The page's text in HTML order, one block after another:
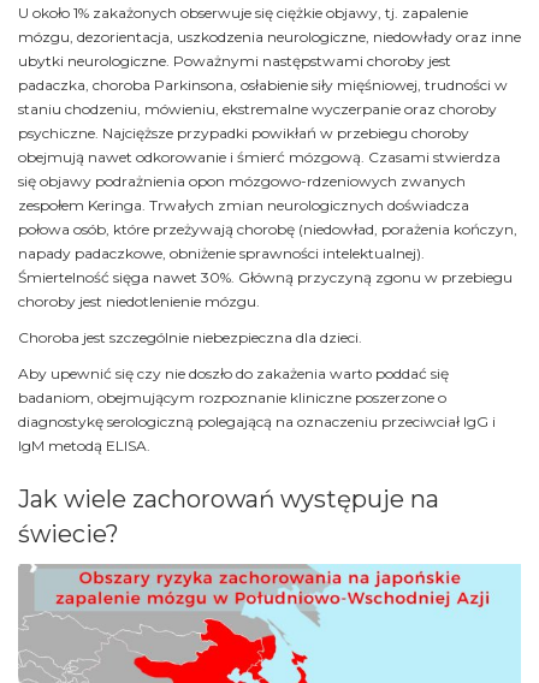
U około 1% zakażonych obserwuje się ciężkie objawy, tj. zapalenie
mózgu, dezorientacja, uszkodzenia neurologiczne, niedowłady oraz inne
ubytki neurologiczne. Poważnymi następstwami choroby jest
padaczka, choroba Parkinsona, osłabienie siły mięśniowej, trudności w
staniu chodzeniu, mówieniu, ekstremalne wyczerpanie oraz choroby
psychiczne. Najcięższe przypadki powikłań w przebiegu choroby
obejmują nawet odkorowanie i śmierć mózgową. Czasami stwierdza
się objawy podrażnienia opon mózgowo-rdzeniowych zwanych
zespołem Keringa. Trwałych zmian neurologicznych doświadcza
połowa osób, które przeżywają chorobę (niedowład, porażenia kończyn,
napady padaczkowe, obniżenie sprawności intelektualnej).
Śmiertelność sięga nawet 30%. Główną przyczyną zgonu w przebiegu
choroby jest niedotlenienie mózgu.
Choroba jest szczególnie niebezpieczna dla dzieci.
Aby upewnić się czy nie doszło do zakażenia warto poddać się
badaniom, obejmującym rozpoznanie kliniczne poszerzone o
diagnostykę serologiczną polegającą na oznaczeniu przeciwciał IgG i
IgM metodą ELISA.
Jak wiele zachorowań występuje na
świecie?